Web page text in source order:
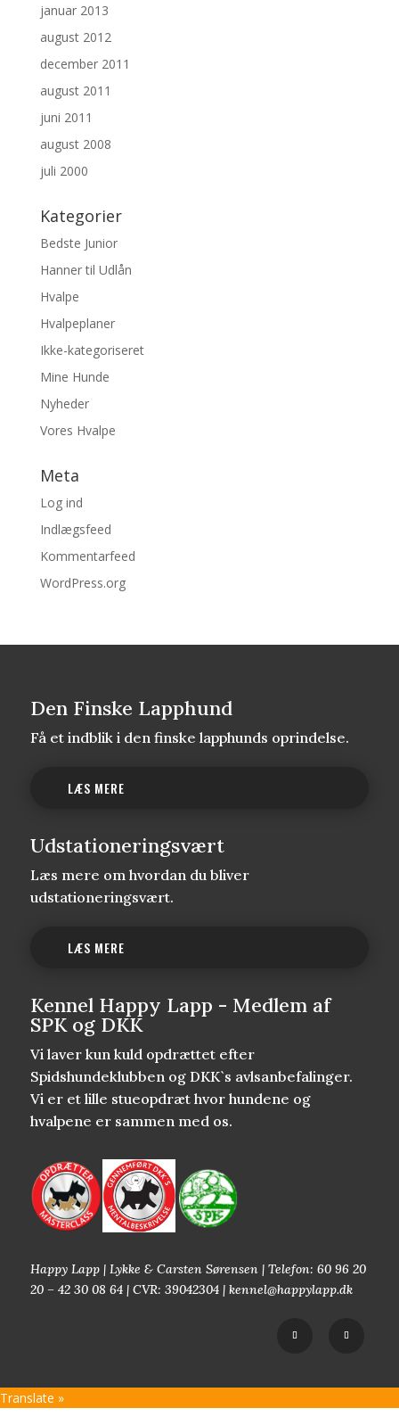
januar 2013
august 2012
december 2011
august 2011
juni 2011
august 2008
juli 2000
Kategorier
Bedste Junior
Hanner til Udlån
Hvalpe
Hvalpeplaner
Ikke-kategoriseret
Mine Hunde
Nyheder
Vores Hvalpe
Meta
Log ind
Indlægsfeed
Kommentarfeed
WordPress.org
Den Finske Lapphund
Få et indblik i den finske lapphunds oprindelse.
LÆS MERE
Udstationeringsvært
Læs mere om hvordan du bliver
udstationeringsvært.
LÆS MERE
Kennel Happy Lapp - Medlem af
SPK og DKK
Vi laver kun kuld opdrættet efter
Spidshundeklubben og DKK`s avlsanbefalinger.
Vi er et lille stueopdræt hvor hundene og
hvalpene er sammen med os.
Happy Lapp | Lykke & Carsten Sørensen | Telefon: 60 96 20
20 – 42 30 08 64 | CVR: 39042304 | kennel@happylapp.dk
Translate »